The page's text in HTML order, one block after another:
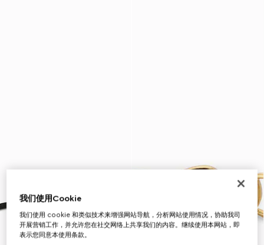
我们使用Cookie
我们使用 cookie 和类似技术来增强网站导航，分析网站使用情况，协助我司
开展营销工作，并允许您在社交网络上共享我们的内容。继续使用本网站，即
表示您同意本使用条款。